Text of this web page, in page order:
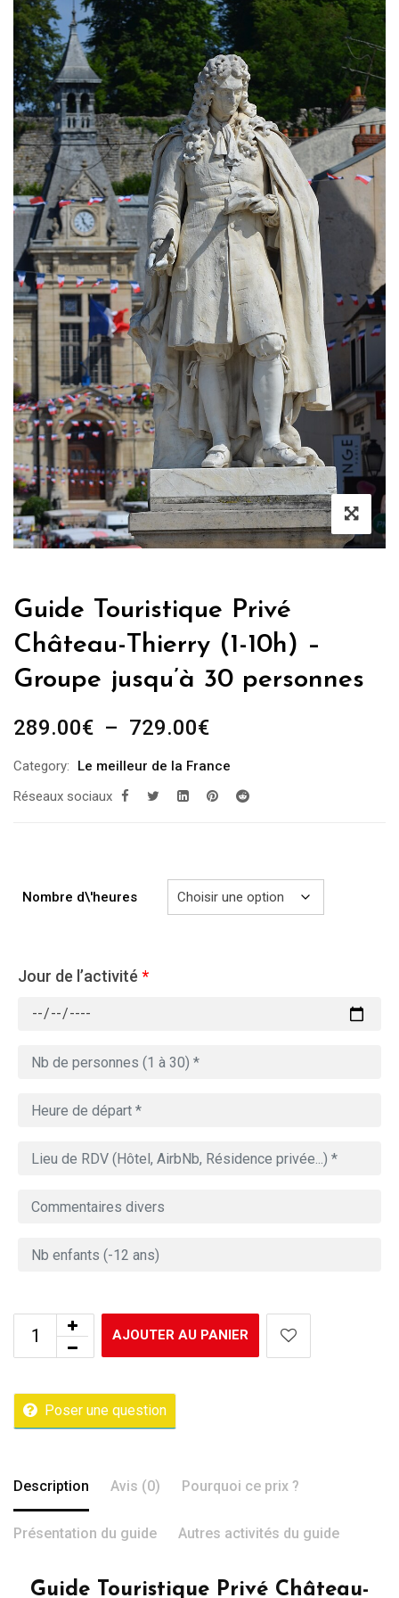
Guide Touristique Privé
Château-Thierry (1-10h) –
Groupe jusqu’à 30 personnes
289.00€ – 729.00€Plage
prix :
289.00€
Category:
Le meilleur de la France
Réseaux sociaux
Nombre d\'heures
Jour de l’activité *
AJOUTER AU PANIER
Poser une question
Description Avis (0) Pourquoi ce prix ?
Présentation du guide Autres activités du guide
Guide Touristique Privé Château-